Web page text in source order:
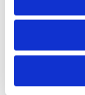
Please leave this